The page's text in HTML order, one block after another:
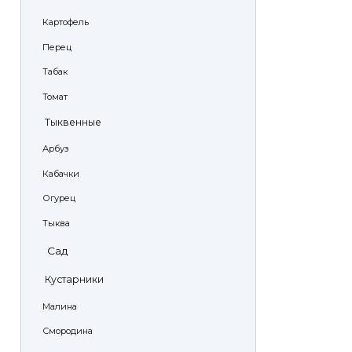
Картофель
Перец
Табак
Томат
Тыквенные
Арбуз
Кабачки
Огурец
Тыква
Сад
Кустарники
Малина
Смородина